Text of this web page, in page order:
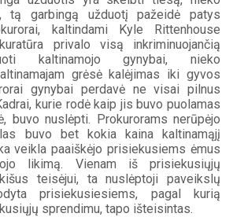
tą garbingą užduotį pažeidė patys
kaltindami Kyle Rittenhouse
privalo visą inkriminuojančią
kaltinamojo gynybai, nieko
grėsė kalėjimas iki gyvos
gynybai perdavė ne visai pilnus
kurie rodė kaip jis buvo puolamas
buvo nuslėpti. Prokurorams nerūpėjo
buvo bet kokia kaina kaltinamąjį
veikla paaiškėjo prisiekusiems ėmus
likimą. Vienam iš prisiekusiųjų
teisėjui, ta nuslėptoji paveikslų
prisiekusiesiems, pagal kurią
sprendimu, tapo išteisintas.